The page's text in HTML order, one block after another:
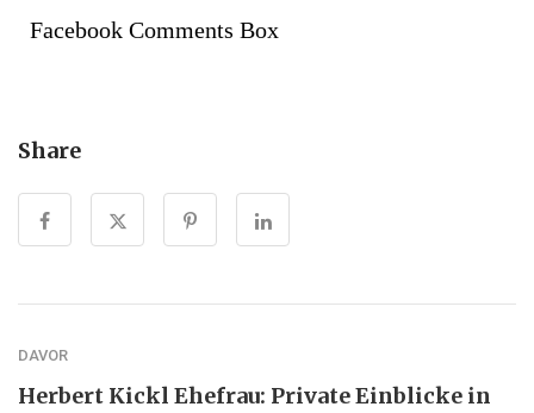
Facebook Comments Box
Share
DAVOR
Herbert Kickl Ehefrau: Private Einblicke in